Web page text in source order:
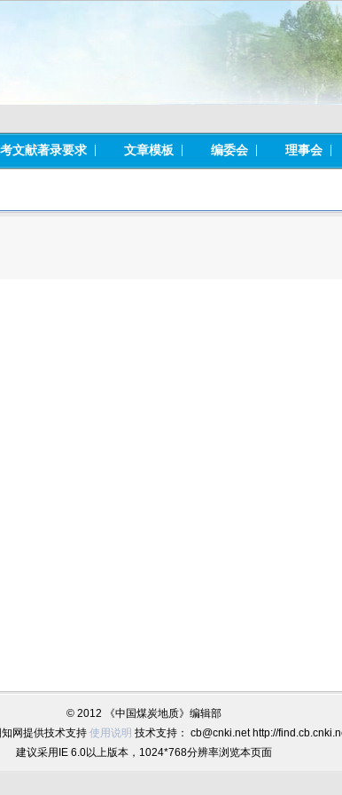
文献著录要求 文章模板 编委会 理事会
© 2012 《中国煤炭地质》编辑部
网提供技术支持 使用说明 技术支持： cb@cnki.net http://
建议采用IE 6.0以上版本，1024*768分辨率浏览本页面